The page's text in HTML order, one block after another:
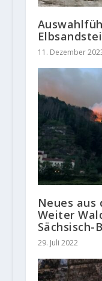
11. Dezember
Neues
Weiter
Sächsisch-
29. Juli 2022